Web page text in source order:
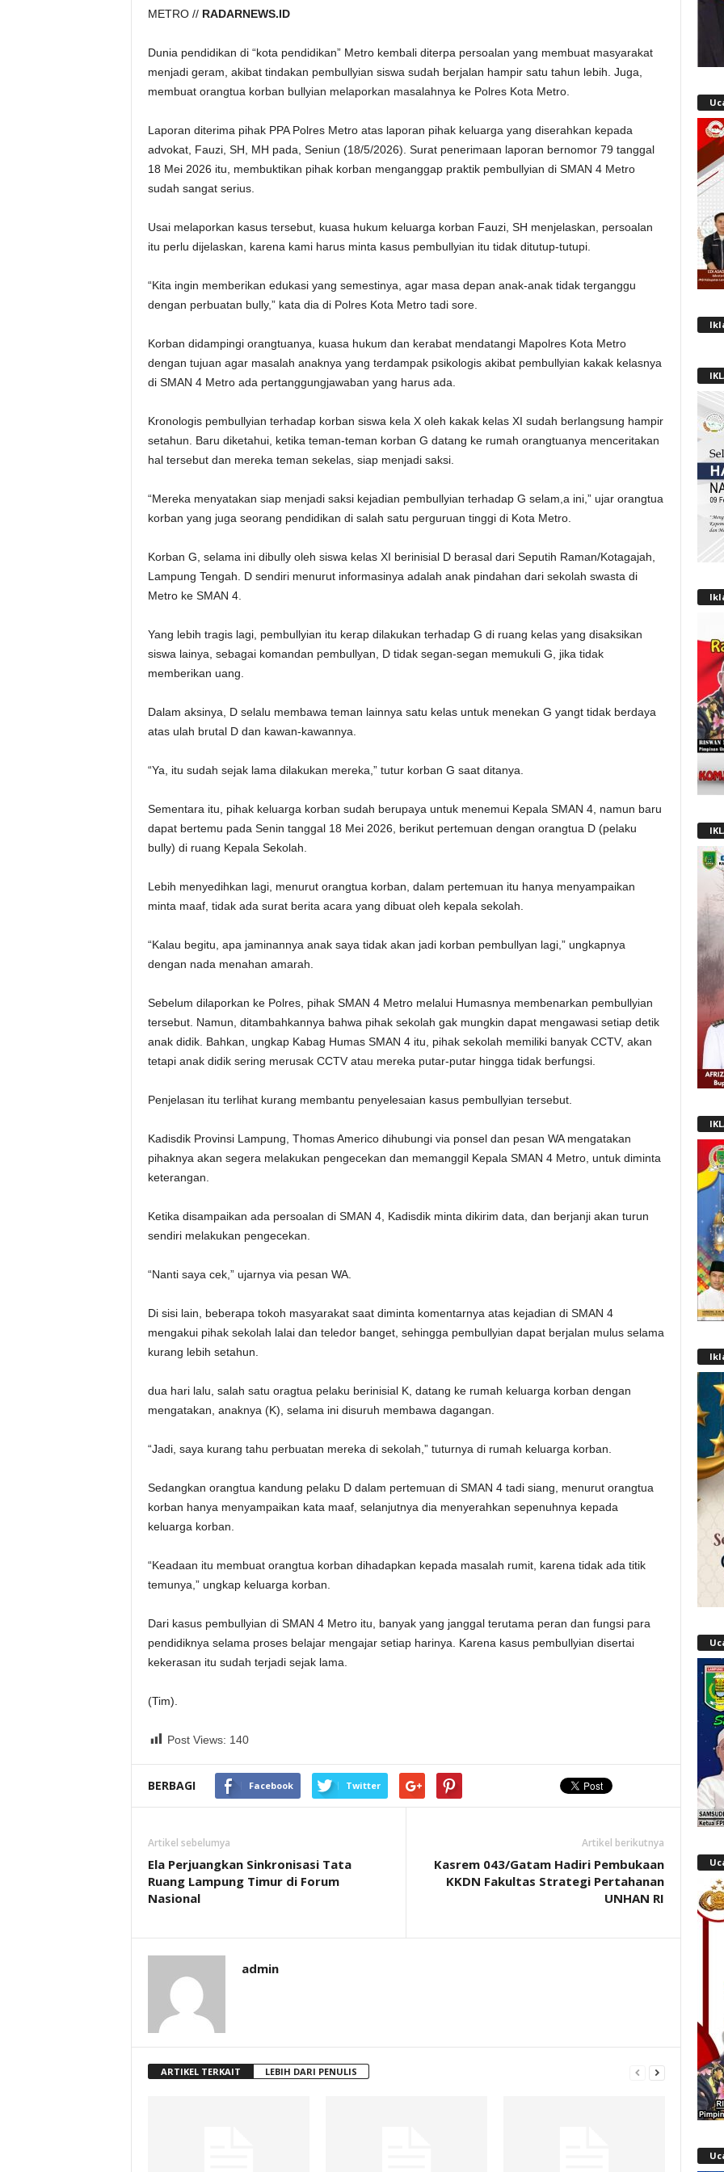
METRO // RADARNEWS.ID
Dunia pendidikan di “kota pendidikan” Metro kembali diterpa persoalan yang membuat masyarakat
menjadi geram, akibat tindakan pembullyian siswa sudah berjalan hampir satu tahun lebih. Juga,
membuat orangtua korban bullyian melaporkan masalahnya ke Polres Kota Metro.
Laporan diterima pihak PPA Polres Metro atas laporan pihak keluarga yang diserahkan kepada
advokat, Fauzi, SH, MH pada, Seniun (18/5/2026). Surat penerimaan laporan bernomor 79 tanggal
18 Mei 2026 itu, membuktikan pihak korban menganggap praktik pembullyian di SMAN 4 Metro
sudah sangat serius.
Usai melaporkan kasus tersebut, kuasa hukum keluarga korban Fauzi, SH menjelaskan, persoalan
itu perlu dijelaskan, karena kami harus minta kasus pembullyian itu tidak ditutup-tutupi.
“Kita ingin memberikan edukasi yang semestinya, agar masa depan anak-anak tidak terganggu
dengan perbuatan bully,” kata dia di Polres Kota Metro tadi sore.
Korban didampingi orangtuanya, kuasa hukum dan kerabat mendatangi Mapolres Kota Metro
dengan tujuan agar masalah anaknya yang terdampak psikologis akibat pembullyian kakak kelasnya
di SMAN 4 Metro ada pertanggungjawaban yang harus ada.
Kronologis pembullyian terhadap korban siswa kela X oleh kakak kelas XI sudah berlangsung hampir
setahun. Baru diketahui, ketika teman-teman korban G datang ke rumah orangtuanya menceritakan
hal tersebut dan mereka teman sekelas, siap menjadi saksi.
“Mereka menyatakan siap menjadi saksi kejadian pembullyian terhadap G selam,a ini,” ujar orangtua
korban yang juga seorang pendidikan di salah satu perguruan tinggi di Kota Metro.
Korban G, selama ini dibully oleh siswa kelas XI berinisial D berasal dari Seputih Raman/Kotagajah,
Lampung Tengah. D sendiri menurut informasinya adalah anak pindahan dari sekolah swasta di
Metro ke SMAN 4.
Yang lebih tragis lagi, pembullyian itu kerap dilakukan terhadap G di ruang kelas yang disaksikan
siswa lainya, sebagai komandan pembullyan, D tidak segan-segan memukuli G, jika tidak
memberikan uang.
Dalam aksinya, D selalu membawa teman lainnya satu kelas untuk menekan G yangt tidak berdaya
atas ulah brutal D dan kawan-kawannya.
“Ya, itu sudah sejak lama dilakukan mereka,” tutur korban G saat ditanya.
Sementara itu, pihak keluarga korban sudah berupaya untuk menemui Kepala SMAN 4, namun baru
dapat bertemu pada Senin tanggal 18 Mei 2026, berikut pertemuan dengan orangtua D (pelaku
bully) di ruang Kepala Sekolah.
Lebih menyedihkan lagi, menurut orangtua korban, dalam pertemuan itu hanya menyampaikan
minta maaf, tidak ada surat berita acara yang dibuat oleh kepala sekolah.
“Kalau begitu, apa jaminannya anak saya tidak akan jadi korban pembullyan lagi,” ungkapnya
dengan nada menahan amarah.
Sebelum dilaporkan ke Polres, pihak SMAN 4 Metro melalui Humasnya membenarkan pembullyian
tersebut. Namun, ditambahkannya bahwa pihak sekolah gak mungkin dapat mengawasi setiap detik
anak didik. Bahkan, ungkap Kabag Humas SMAN 4 itu, pihak sekolah memiliki banyak CCTV, akan
tetapi anak didik sering merusak CCTV atau mereka putar-putar hingga tidak berfungsi.
Penjelasan itu terlihat kurang membantu penyelesaian kasus pembullyian tersebut.
Kadisdik Provinsi Lampung, Thomas Americo dihubungi via ponsel dan pesan WA mengatakan
pihaknya akan segera melakukan pengecekan dan memanggil Kepala SMAN 4 Metro, untuk diminta
keterangan.
Ketika disampaikan ada persoalan di SMAN 4, Kadisdik minta dikirim data, dan berjanji akan turun
sendiri melakukan pengecekan.
“Nanti saya cek,” ujarnya via pesan WA.
Di sisi lain, beberapa tokoh masyarakat saat diminta komentarnya atas kejadian di SMAN 4
mengakui pihak sekolah lalai dan teledor banget, sehingga pembullyian dapat berjalan mulus selama
kurang lebih setahun.
dua hari lalu, salah satu oragtua pelaku berinisial K, datang ke rumah keluarga korban dengan
mengatakan, anaknya (K), selama ini disuruh membawa dagangan.
“Jadi, saya kurang tahu perbuatan mereka di sekolah,” tuturnya di rumah keluarga korban.
Sedangkan orangtua kandung pelaku D dalam pertemuan di SMAN 4 tadi siang, menurut orangtua
korban hanya menyampaikan kata maaf, selanjutnya dia menyerahkan sepenuhnya kepada
keluarga korban.
“Keadaan itu membuat orangtua korban dihadapkan kepada masalah rumit, karena tidak ada titik
temunya,” ungkap keluarga korban.
Dari kasus pembullyian di SMAN 4 Metro itu, banyak yang janggal terutama peran dan fungsi para
pendidiknya selama proses belajar mengajar setiap harinya. Karena kasus pembullyian disertai
kekerasan itu sudah terjadi sejak lama.
(Tim).
Post Views: 140
BERBAGI Facebook Twitter
Artikel sebelumya
Ela Perjuangkan Sinkronisasi Tata
Ruang Lampung Timur di Forum
Nasional
Artikel berikutnya
Kasrem 043/Gatam Hadiri Pembukaan
KKDN Fakultas Strategi Pertahanan
UNHAN RI
admin
ARTIKEL TERKAIT LEBIH DARI PENULIS